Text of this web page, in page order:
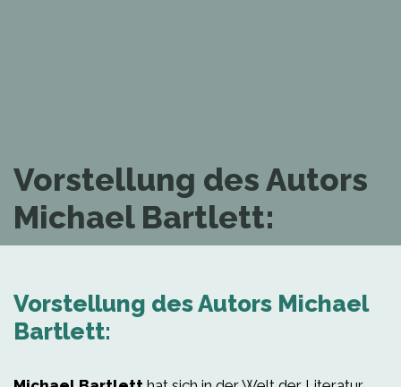
Vorstellung des Autors
Michael Bartlett:
Vorstellung des Autors Michael
Bartlett: